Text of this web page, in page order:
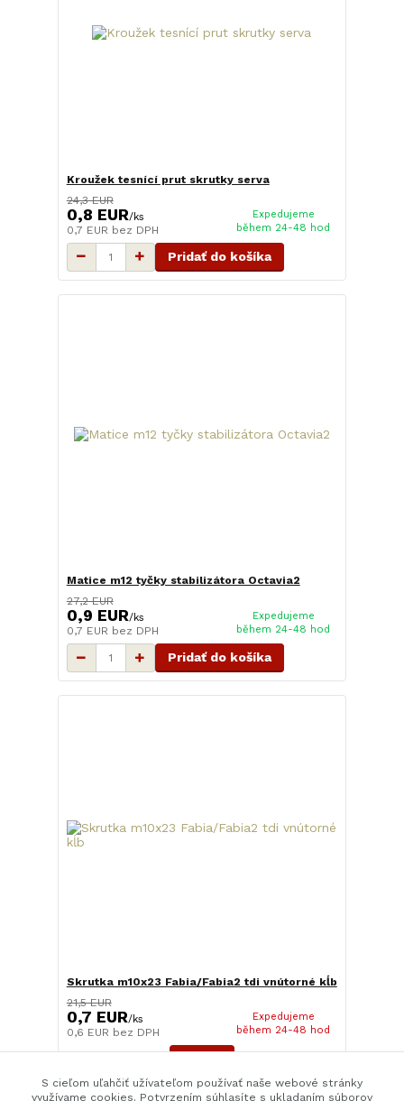
Kroužek tesnící prut skrutky serva
24,3 EUR
0,8 EUR/ks
0,7 EUR bez DPH
Expedujeme
během 24-48 hod
Pridať do košíka
Matice m12 tyčky stabilizátora Octavia2
27,2 EUR
0,9 EUR/ks
0,7 EUR bez DPH
Expedujeme
během 24-48 hod
Pridať do košíka
Skrutka m10x23 Fabia/Fabia2 tdi vnútorné kĺb
21,5 EUR
0,7 EUR/ks
0,6 EUR bez DPH
Expedujeme
během 24-48 hod
S cieľom uľahčiť užívateľom používať naše webové stránky
využívame cookies. Potvrzením súhlasíte s ukladaním súborov